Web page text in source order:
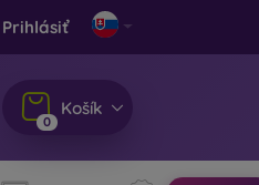
Prihlásiť
0
Košík